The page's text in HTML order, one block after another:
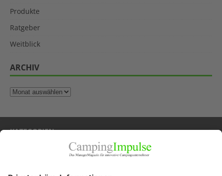
Produkte
Ratgeber
Weitblick
ARCHIV
KATEGORIEN